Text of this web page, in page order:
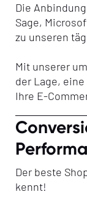
Die
Sage,
zu unseren
Mit unserer
der Lage,
Ihre E-
Der beste
kennt!